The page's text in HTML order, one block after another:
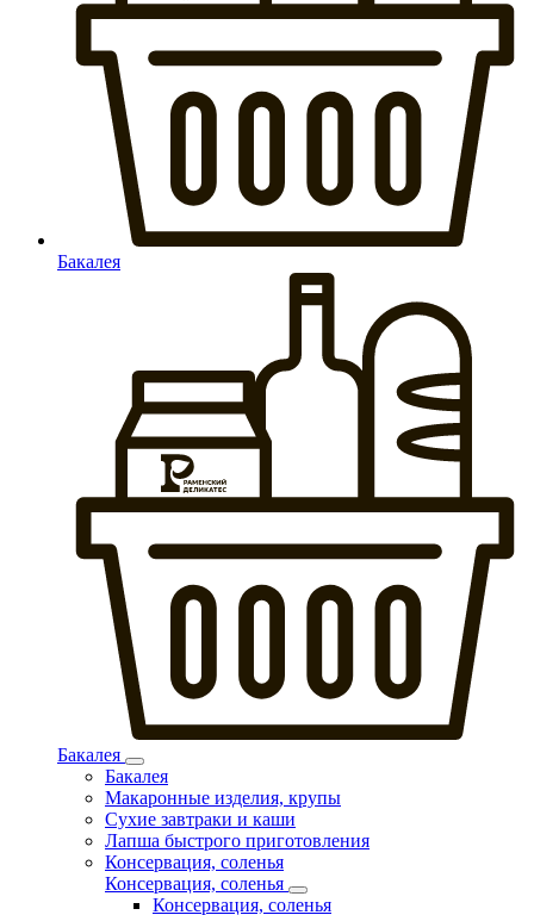
Бакалея
Бакалея
Бакалея
Макаронные изделия, крупы
Сухие завтраки и каши
Лапша быстрого приготовления
Консервация, соленья
Консервация, соленья
Консервация, соленья